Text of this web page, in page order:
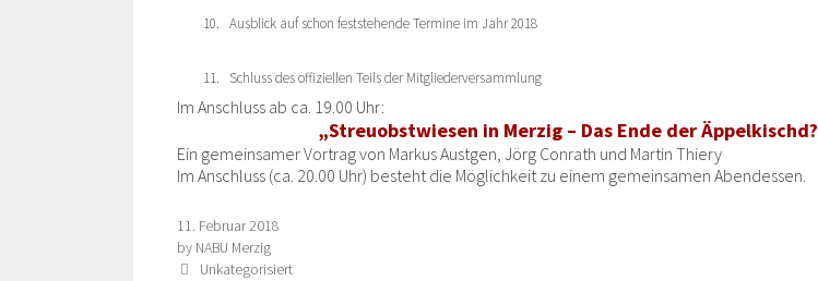
10. Ausblick auf schon feststehende Termine im Jahr 2018
11. Schluss des offiziellen Teils der Mitgliederversammlung
Im Anschluss ab ca. 19.00 Uhr:
„Streuobstwiesen in Merzig – Das Ende der Äppelkischd?
Ein gemeinsamer Vortrag von Markus Austgen, Jörg Conrath und Martin Thiery
Im Anschluss (ca. 20.00 Uhr) besteht die Möglichkeit zu einem gemeinsamen Abendessen.
11. Februar 2018
by NABU Merzig
Categories
Unkategorisiert